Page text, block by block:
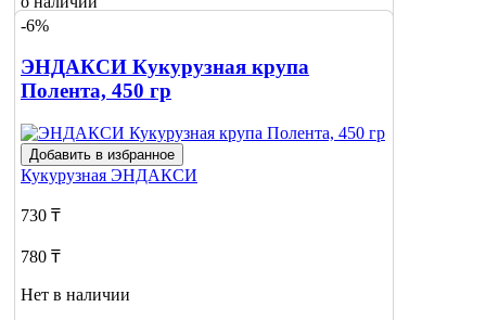
-6%
ЭНДАКСИ Кукурузная крупа
Полента, 450 гр
Добавить в избранное
Кукурузная ЭНДАКСИ
730 ₸
780 ₸
Нет в наличии